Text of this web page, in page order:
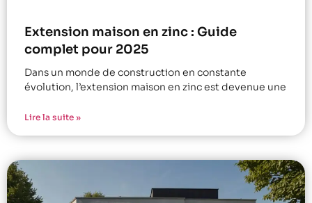
Extension maison en zinc : Guide
complet pour 2025
Dans un monde de construction en constante
évolution, l’extension maison en zinc est devenue une
Lire la suite »